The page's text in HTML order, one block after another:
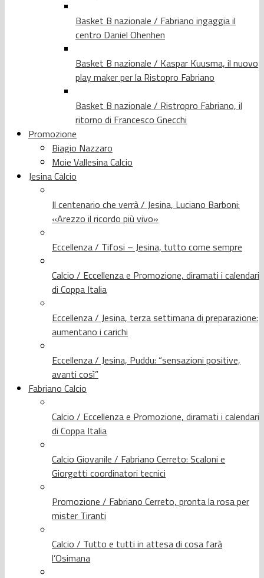
Basket B nazionale / Fabriano ingaggia il
centro Daniel Ohenhen
Basket B nazionale / Kaspar Kuusma, il nuovo
play maker per la Ristopro Fabriano
Basket B nazionale / Ristropro Fabriano, il
ritorno di Francesco Gnecchi
Promozione
Biagio Nazzaro
Moie Vallesina Calcio
Jesina Calcio
Il centenario che verrà / Jesina, Luciano Barboni:
«Arezzo il ricordo più vivo»
Eccellenza / Tifosi – Jesina, tutto come sempre
Calcio / Eccellenza e Promozione, diramati i calendari
di Coppa Italia
Eccellenza / Jesina, terza settimana di preparazione:
aumentano i carichi
Eccellenza / Jesina, Puddu: “sensazioni positive,
avanti così”
Fabriano Calcio
Calcio / Eccellenza e Promozione, diramati i calendari
di Coppa Italia
Calcio Giovanile / Fabriano Cerreto: Scaloni e
Giorgetti coordinatori tecnici
Promozione / Fabriano Cerreto, pronta la rosa per
mister Tiranti
Calcio / Tutto e tutti in attesa di cosa farà
l’Osimana